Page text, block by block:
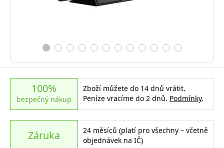
100%
bezpečný nákup
Zboží můžete do 14 dnů vrátit.
Peníze vracíme do 2 dnů. Podmínky.
Záruka
24 měsíců (platí pro všechny – včetně
objednávek na IČ)